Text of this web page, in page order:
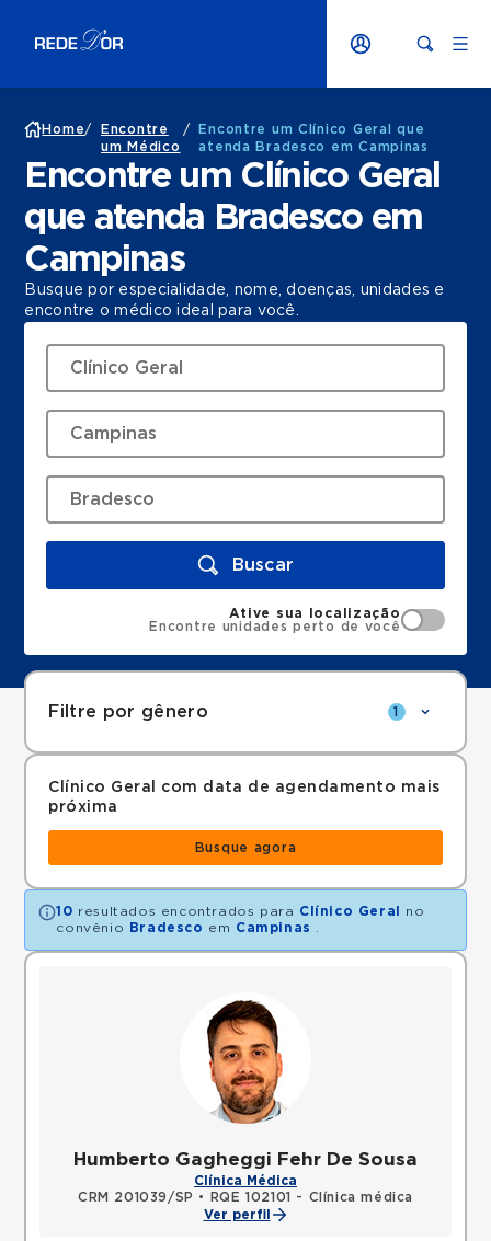
Home/
Encontre
um Médico
/
Encontre um Clínico Geral que
atenda Bradesco em Campinas
Encontre um Clínico Geral
que atenda Bradesco em
Campinas
Busque por especialidade, nome, doenças, unidades e
encontre o médico ideal para você.
Buscar
Ative sua localização
Encontre unidades perto de você
Filtre por gênero 1
Clínico Geral com data de agendamento mais
próxima
Busque agora
10 resultados encontrados para Clínico Geral
no
convênio
Bradesco em Campinas
Humberto Gagheggi Fehr De Sousa
Clínica Médica
CRM 201039/SP •
RQE 102101 - Clínica médica
Ver perfil